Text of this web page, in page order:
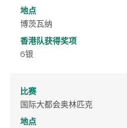
地点
博茨瓦纳
香港队获得奖项
6银
比赛
国际大都会奥林匹克
地点